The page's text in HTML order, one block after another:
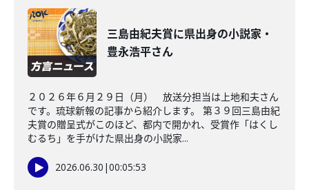
三島由紀夫賞に県出身の小説家・
豊永浩平さん
２０２６年６月２９日（月） 放送分担当は上地和夫さん
です。琉球新報の記事から紹介します。 第３９回三島由紀
夫賞の贈呈式がこのほど、都内で開かれ、受賞作「はくし
むるち」を手がけた県出身の小説家...
2026.06.30 |00:05:53